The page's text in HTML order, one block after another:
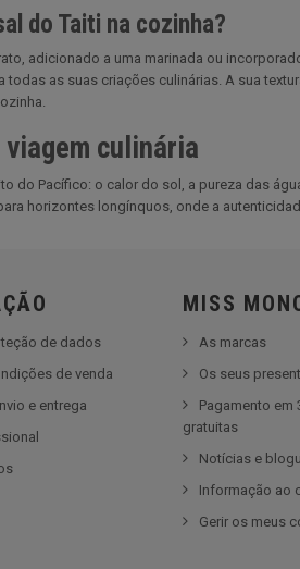
do Taiti na cozinha?
adicionado a uma marinada ou
as suas criações culinárias. A sua
culinária
do Pacífico: o calor do sol, a pureza das
horizontes longínquos, onde a
de dados
de venda
e entrega
MISS
As marcas
Os seus
Pagamento em
gratuitas
Notícias e
Informação ao
Gerir os meus